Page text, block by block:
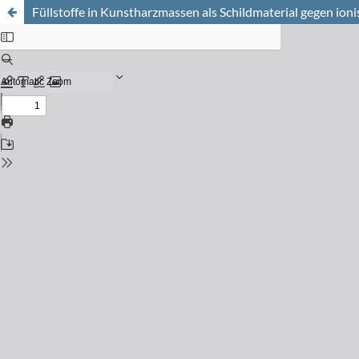
Füllstoffe in Kunstharzmassen als Schildmaterial gegen